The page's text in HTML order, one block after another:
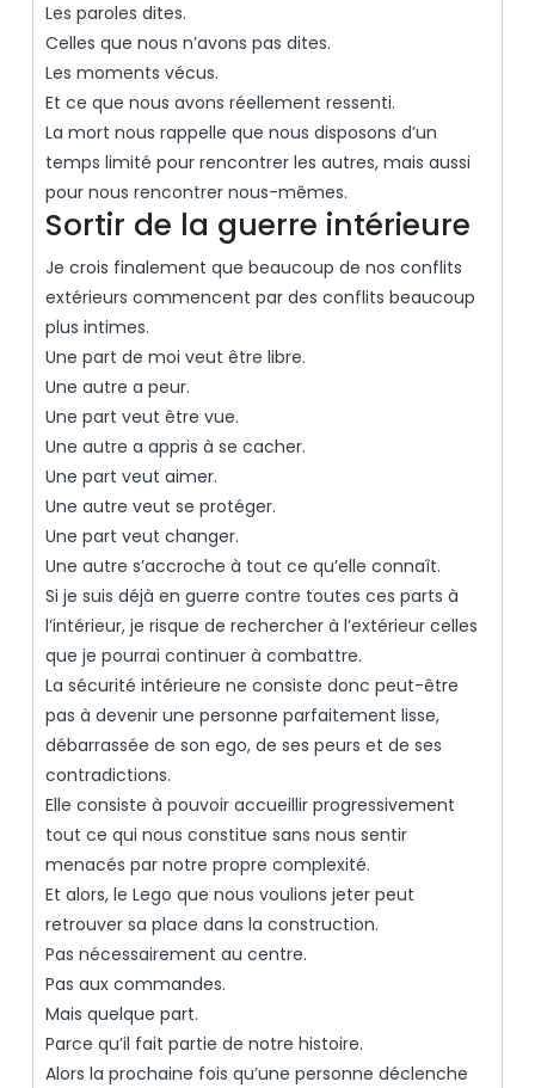
Les paroles dites.
Celles que nous n’avons pas dites.
Les moments vécus.
Et ce que nous avons réellement ressenti.
La mort nous rappelle que nous disposons d’un
temps limité pour rencontrer les autres, mais aussi
pour nous rencontrer nous-mêmes.
Sortir de la guerre intérieure
Je crois finalement que beaucoup de nos conflits
extérieurs commencent par des conflits beaucoup
plus intimes.
Une part de moi veut être libre.
Une autre a peur.
Une part veut être vue.
Une autre a appris à se cacher.
Une part veut aimer.
Une autre veut se protéger.
Une part veut changer.
Une autre s’accroche à tout ce qu’elle connaît.
Si je suis déjà en guerre contre toutes ces parts à
l’intérieur, je risque de rechercher à l’extérieur celles
que je pourrai continuer à combattre.
La sécurité intérieure ne consiste donc peut-être
pas à devenir une personne parfaitement lisse,
débarrassée de son ego, de ses peurs et de ses
contradictions.
Elle consiste à pouvoir accueillir progressivement
tout ce qui nous constitue sans nous sentir
menacés par notre propre complexité.
Et alors, le Lego que nous voulions jeter peut
retrouver sa place dans la construction.
Pas nécessairement au centre.
Pas aux commandes.
Mais quelque part.
Parce qu’il fait partie de notre histoire.
Alors la prochaine fois qu’une personne déclenche